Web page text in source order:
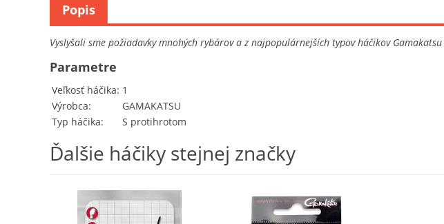
Vyslyšali sme požiadavky mnohých rybárov a z najpopulárnejších typov háčikov
Veľkosť háčika 1
Výrobca
GAMAKATSU
Typ háčika
S protihrotom
Parametre
Popis
Ďalšie háčiky stejnej značky